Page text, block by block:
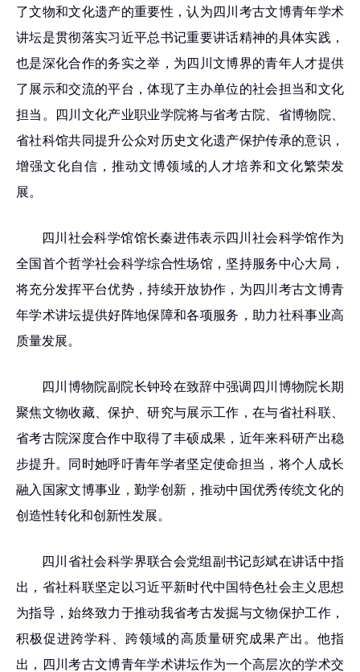
了文物和文化遗产的重要性，认为 四川考古文博青年学术
讲坛是贯彻落实习近平总书记重要讲话精神的具体实践，
也是深化合作的务实之举，为四川文博界的青年人才提供
了展示和交流的平台，体现了主办单位的社会担当和文化
担当。
四川文化产业职业学院将与省考古院、省博物院、
省社科馆共同提升公众对历史文化遗产保护传承的意识，
增强文化自信，推动文博领域的人才培养和文化繁荣发
展。
四川社会科学馆馆长秦进伟表示四川社会科学馆作为
全国首个哲学社会科学综合性场馆，坚持服务中心大局，
将充分发挥平台优势，持续开放协作，为四川考古文博青
年学术讲坛提供好阵地保障和各项服务，助力社科事业高
质量发展。
四川博物院副院长钟玲在致辞中强调四川博物院长期
聚焦文物收藏、保护、研究与展示工作，在与省社科联、
省考古院深度合作中取得了丰硕成果，近年来科研产出稳
步提升。同时她呼吁青年学者坚定使命担当，将个人成长
融入国家文博事业，勤学创新，推动中国优秀传统文化的
创造性转化和创新性发展。
四川省社会科学界联合会党组副书记彭斌在讲话中指
出，省社科联坚定以习近平新时代中国特色社会主义思想
为指导，始终致力于推动我省考古发掘与文物保护工作，
积极促进跨学科、跨领域的高质量研究成果产出。他指
出，四川考古文博青年学术讲坛作为一个高层次的学术交